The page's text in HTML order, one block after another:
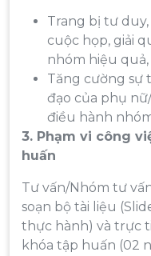
Trang bị tư
cuộc họp, giải
nhóm hiệu
Tăng cường sự
đạo của phụ
điều hành
3. Phạm vi công
huấn
Tư vấn/Nhóm tư
soạn bộ tài liệu
thực hành) và trực
khóa tập huấn (02